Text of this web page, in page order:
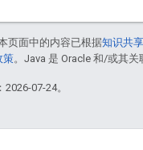
页面中的内容已根据知识共
策。Java 是 Oracle 和/或其关
07-24。